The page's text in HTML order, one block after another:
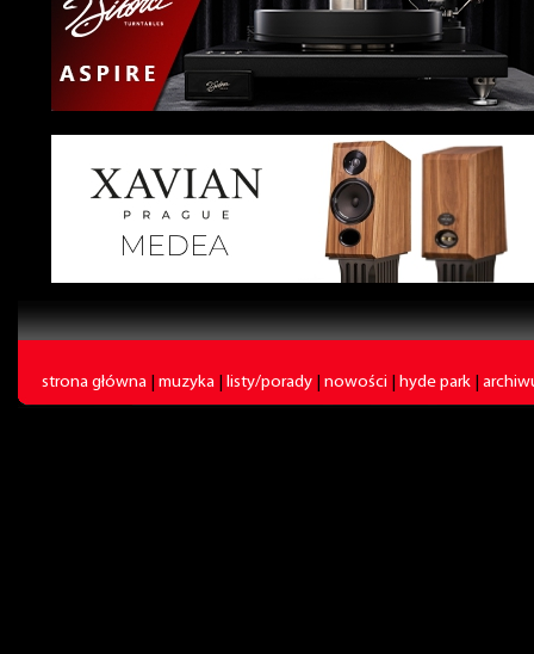
strona główna muzyka listy/porady nowości hyde park